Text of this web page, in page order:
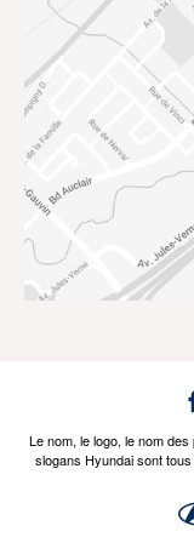
Le nom, le logo, le nom
slogans Hyundai sont